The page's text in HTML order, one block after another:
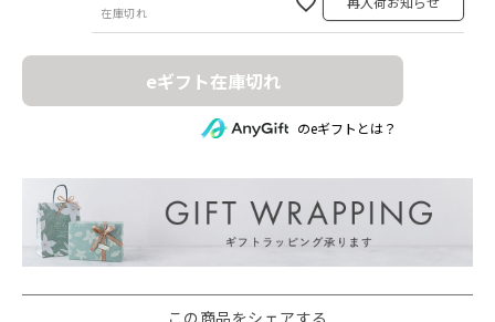
在庫切れ
eギフト在庫切れ
のeギフトとは？